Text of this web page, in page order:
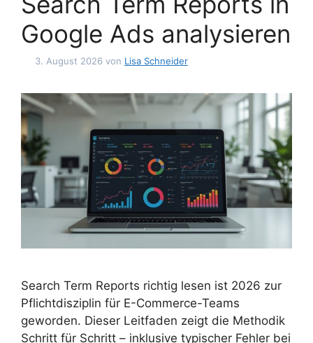
Google Ads analysieren
3. August 2026 von Lisa Schneider
Search Term Reports richtig lesen ist 2026 zur
Pflichtdisziplin für E-Commerce-Teams
geworden. Dieser Leitfaden zeigt die Methodik
Schritt für Schritt – inklusive typischer Fehler bei